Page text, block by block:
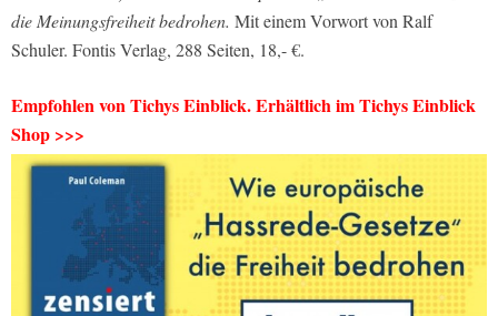
die Meinungsfreiheit bedrohen. Mit einem Vorwort von Ralf
Schuler. Fontis Verlag, 288 Seiten, 18,- €.
Empfohlen von Tichys Einblick. Erhältlich im Tichys Einblick
Shop >>>